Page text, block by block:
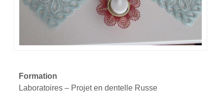
Formation
Laboratoires – Projet en dentelle Russe